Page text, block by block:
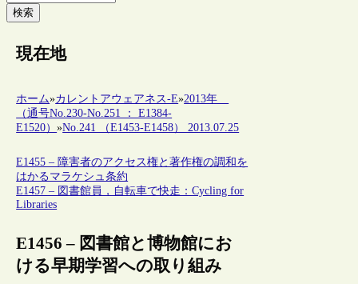
検索
現在地
ホーム»カレントアウェアネス-E»2013年
（通号No.230-No.251 ： E1384-
E1520）»No.241 （E1453-E1458） 2013.07.25
E1455 – 障害者のアクセス権と著作権の調和を
はかるマラケシュ条約
E1457 – 図書館員，自転車で快走：Cycling for
Libraries
E1456 – 図書館と博物館にお
ける早期学習への取り組み